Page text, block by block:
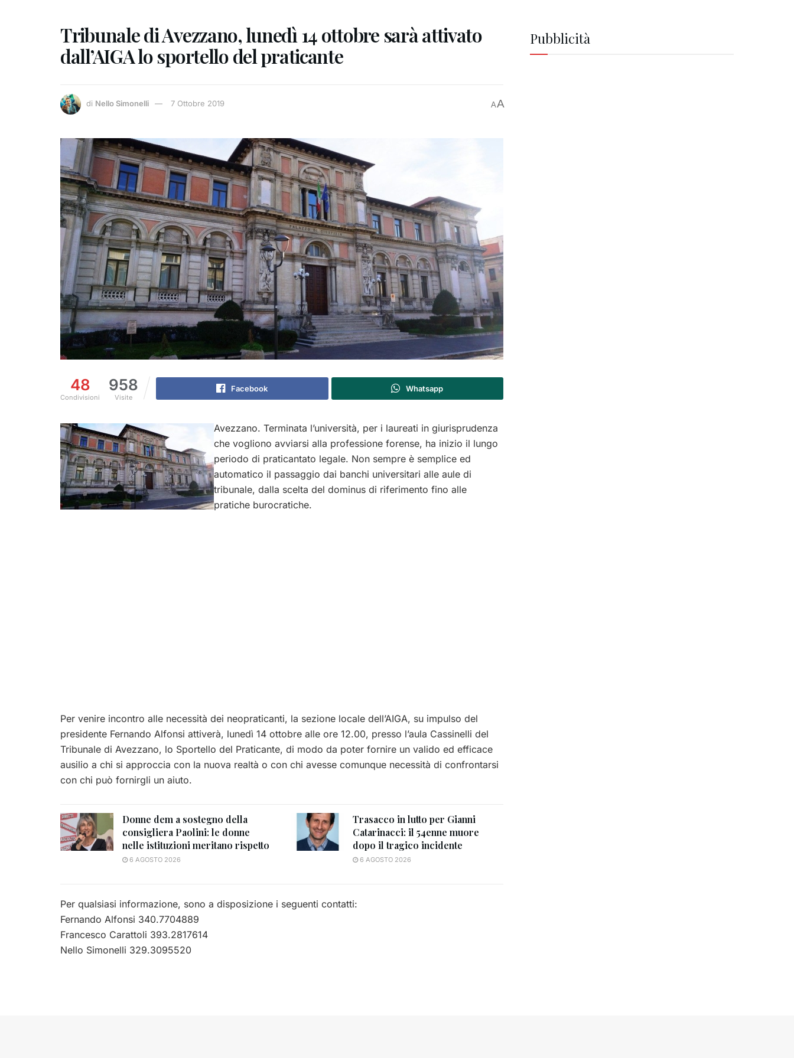
Tribunale di Avezzano, lunedì 14 ottobre sarà attivato
dall’AIGA lo sportello del praticante
di Nello Simonelli 7 Ottobre 2019 AA
48
Condivisioni
958
Visite
Facebook Whatsapp
Avezzano. Terminata l’università, per i laureati in giurisprudenza
che vogliono avviarsi alla professione forense, ha inizio il lungo
periodo di praticantato legale. Non sempre è semplice ed
automatico il passaggio dai banchi universitari alle aule di
tribunale, dalla scelta del dominus di riferimento fino alle
pratiche burocratiche.
Per venire incontro alle necessità dei neopraticanti, la sezione locale dell’AIGA, su impulso del
presidente Fernando Alfonsi attiverà, lunedì 14 ottobre alle ore 12.00, presso l’aula Cassinelli del
Tribunale di Avezzano, lo Sportello del Praticante, di modo da poter fornire un valido ed efficace
ausilio a chi si approccia con la nuova realtà o con chi avesse comunque necessità di confrontarsi
con chi può fornirgli un aiuto.
Donne dem a sostegno della
consigliera Paolini: le donne
nelle istituzioni meritano rispetto
6 AGOSTO 2026
Trasacco in lutto per Gianni
Catarinacci: il 54enne muore
dopo il tragico incidente
6 AGOSTO 2026
Per qualsiasi informazione, sono a disposizione i seguenti contatti:
Fernando Alfonsi 340.7704889
Francesco Carattoli 393.2817614
Nello Simonelli 329.3095520
Pubblicità